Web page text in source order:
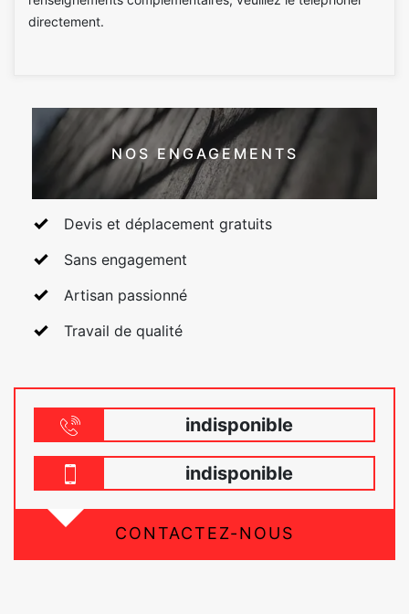
directement.
NOS ENGAGEMENTS
Devis et déplacement gratuits
Sans engagement
Artisan passionné
Travail de qualité
indisponible
indisponible
CONTACTEZ-NOUS